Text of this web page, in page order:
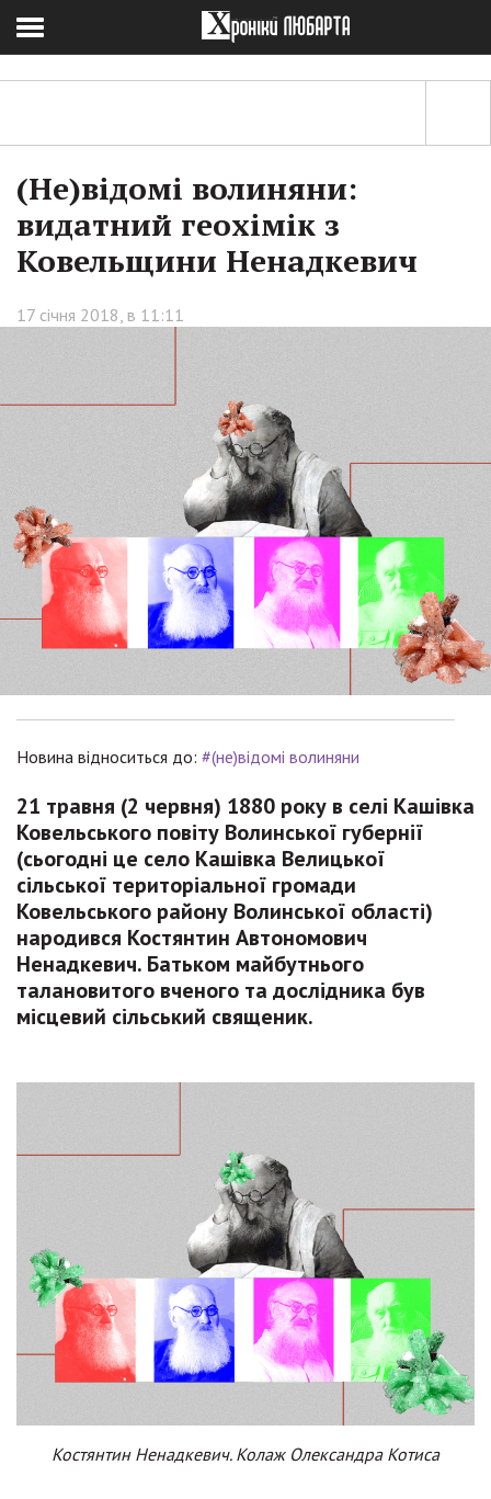
(Не)відомі волиняни:
видатний геохімік з
Ковельщини Ненадкевич
17 січня 2018, в 11:11
Новина відноситься до: #(не)відомі волиняни
21 травня (2 червня) 1880 року в селі Кашівка
Ковельського повіту Волинської губернії
(сьогодні це село Кашівка Велицької
сільської територіальної громади
Ковельського району Волинської області)
народився Костянтин Автономович
Ненадкевич. Батьком майбутнього
талановитого вченого та дослідника був
місцевий сільський священик.
Костянтин Ненадкевич. Колаж Олександра Котиса